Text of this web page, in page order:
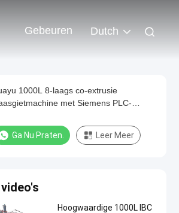
Gebeuren Dutch
1000L 8-laags co-extrusie
met Siemens PLC-
Ga Nu Praten. Leer Meer
Hoogwaardige 1000L IBC